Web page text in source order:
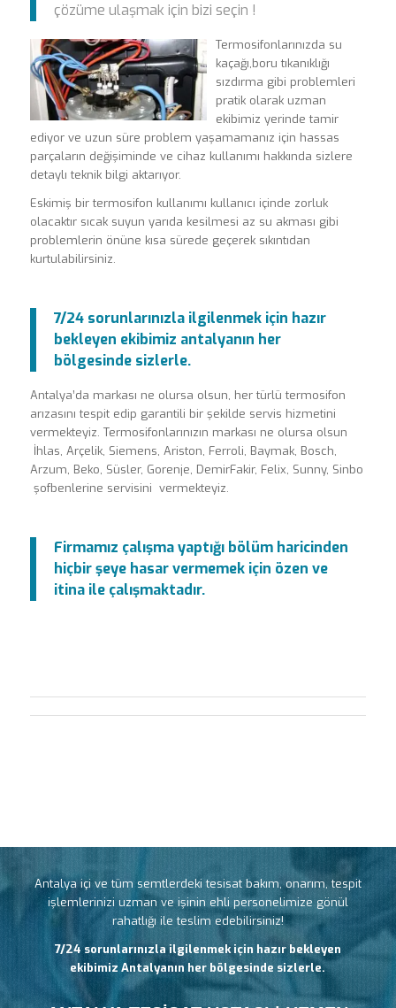
çözüme ulaşmak için bizi seçin !
Termosifonlarınızda su
kaçağı,boru tıkanıklığı
sızdırma gibi problemleri
pratik olarak uzman
ekibimiz yerinde tamir
ediyor ve uzun süre problem yaşamamanız için hassas
parçaların değişiminde ve cihaz kullanımı hakkında sizlere
detaylı teknik bilgi aktarıyor.
Eskimiş bir termosifon kullanımı kullanıcı içinde zorluk
olacaktır sıcak suyun yarıda kesilmesi az su akması gibi
problemlerin önüne kısa sürede geçerek sıkıntıdan
kurtulabilirsiniz.
7/24 sorunlarınızla ilgilenmek için hazır
bekleyen ekibimiz antalyanın her
bölgesinde sizlerle.
Antalya’da markası ne olursa olsun, her türlü termosifon
arızasını tespit edip garantili bir şekilde servis hizmetini
vermekteyiz. Termosifonlarınızın markası ne olursa olsun
İhlas, Arçelik, Siemens, Ariston, Ferroli, Baymak, Bosch,
Arzum, Beko, Süsler, Gorenje, DemirFakir, Felix, Sunny, Sinbo
şofbenlerine servisini vermekteyiz.
Firmamız çalışma yaptığı bölüm haricinden
hiçbir şeye hasar vermemek için özen ve
itina ile çalışmaktadır.
Antalya içi ve tüm semtlerdeki tesisat bakım, onarım, tespit
işlemlerinizi uzman ve işinin ehli personelimize gönül
rahatlığı ile teslim edebilirsiniz!
7/24 sorunlarınızla ilgilenmek için hazır bekleyen
ekibimiz Antalyanın her bölgesinde sizlerle.